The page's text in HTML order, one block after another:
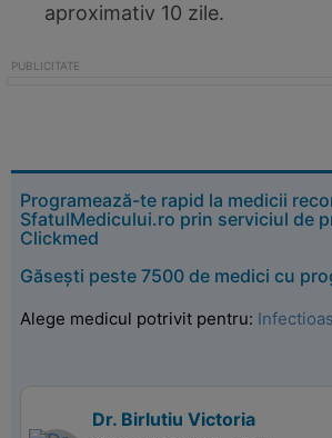
aproximativ 10 zile.
Programează-te rapid la medicii
SfatulMedicului.ro prin serviciul de
Clickmed
Găsești peste 7500 de medici cu
Alege medicul potrivit pentru:
Dr. Birlutiu Victoria